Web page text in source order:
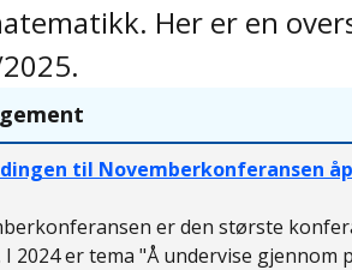
Her er en
til Novemberkonferansen
er den største
I 2024 er tema "Å undervise gjennom